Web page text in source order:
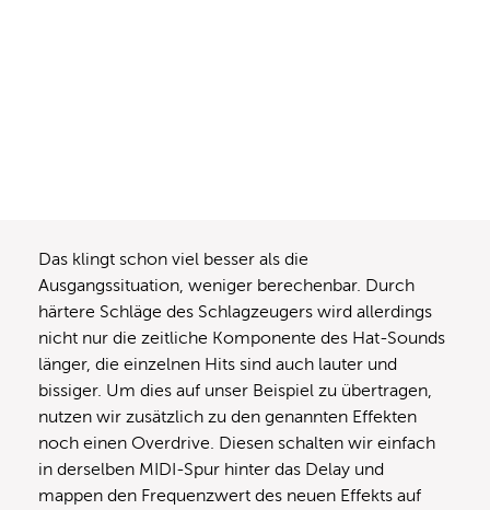
Das klingt schon viel besser als die
Ausgangssituation, weniger berechenbar. Durch
härtere Schläge des Schlagzeugers wird allerdings
nicht nur die zeitliche Komponente des Hat-Sounds
länger, die einzelnen Hits sind auch lauter und
bissiger. Um dies auf unser Beispiel zu übertragen,
nutzen wir zusätzlich zu den genannten Effekten
noch einen Overdrive. Diesen schalten wir einfach
in derselben MIDI-Spur hinter das Delay und
mappen den Frequenzwert des neuen Effekts auf